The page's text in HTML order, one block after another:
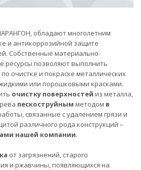
обладают многолетним
и антикоррозийной защите
Собственные материально-
ресурсы позволяют выполнить
очистке и покраске металлических
или порошковыми красками.
очистку поверхностей из металла,
пескоструйным методом в
связанные с удалением грязи и
различного рода конструкций –
нашей компании.
от загрязнений, старого
и ржавчины, появляющихся на